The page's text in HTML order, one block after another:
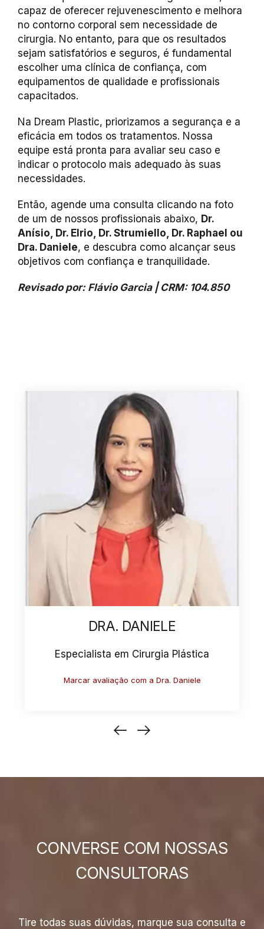
capaz de oferecer rejuvenescimento e melhora
no contorno corporal sem necessidade de
cirurgia. No entanto, para que os resultados
sejam satisfatórios e seguros, é fundamental
escolher uma clínica de confiança, com
equipamentos de qualidade e profissionais
capacitados.
Na Dream Plastic, priorizamos a segurança e a
eficácia em todos os tratamentos. Nossa
equipe está pronta para avaliar seu caso e
indicar o protocolo mais adequado às suas
necessidades.
Então, agende uma consulta clicando na foto
de um de nossos profissionais abaixo, Dr.
Anísio, Dr. Elrio, Dr. Strumiello, Dr. Raphael ou
Dra. Daniele, e descubra como alcançar seus
objetivos com confiança e tranquilidade.
Revisado por: Flávio Garcia | CRM: 104.850
DRA. DANIELE
Especialista em Cirurgia Plástica
Marcar avaliação com a Dra. Daniele
CONVERSE COM NOSSAS
CONSULTORAS
Tire todas suas dúvidas, marque sua consulta e